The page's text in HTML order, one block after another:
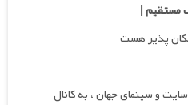
و سینمای جهان ، به کانال